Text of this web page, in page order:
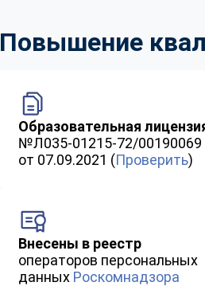
Повышение
Образовательная
№Л035-01215-72/00190069
от 07.09.2021 (Проверить)
Внесены в реестр
операторов персональных
данных Роскомнадзора